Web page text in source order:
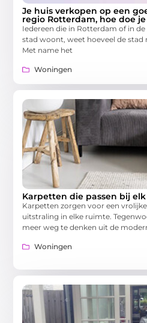
Je huis verkopen op een
regio Rotterdam, hoe doe
Iedereen die in Rotterdam of in
stad woont, weet hoeveel de stad
Met name het
Woningen
Karpetten die passen bij
Karpetten zorgen voor een
uitstraling in elke ruimte.
meer weg te denken uit de
Woningen